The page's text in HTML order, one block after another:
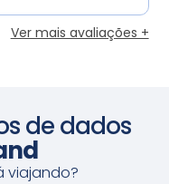
Ver mais avaliações +
de dados
viajando?